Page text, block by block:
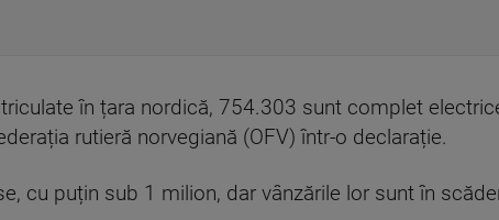
în țara nordică, 754.303 sunt complet
rutieră norvegiană (OFV) într-o declarație.
cu puțin sub 1 milion, dar vânzările lor sunt în